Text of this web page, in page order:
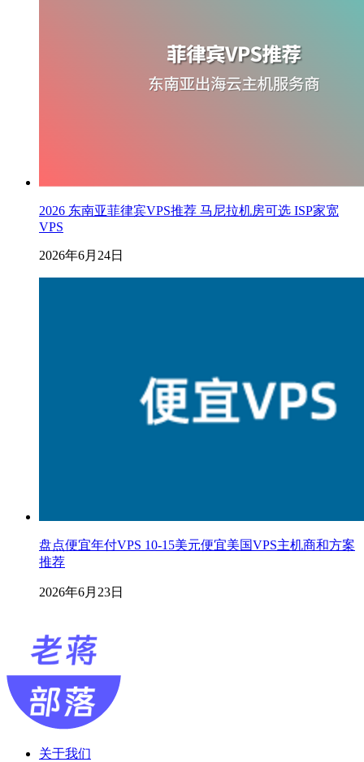
2026 东南亚菲律宾VPS推荐 马尼拉机房可选 ISP家宽
VPS
2026年6月24日
盘点便宜年付VPS 10-15美元便宜美国VPS主机商和方案
推荐
2026年6月23日
关于我们